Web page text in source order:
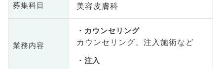
募集科目 美容皮膚科
業務内容
カウンセリング
カウンセリング、注入施術など
注入